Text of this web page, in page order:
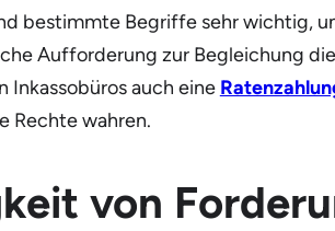
bestimmte Begriffe sehr wichtig,
Aufforderung zur Begleichung
auch eine
Rechte wahren.
von